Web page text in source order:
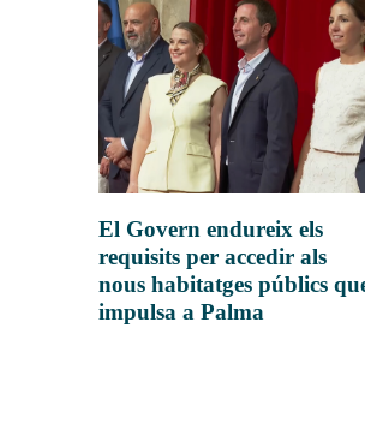
El Govern endureix els
requisits per accedir als
nous habitatges públics
impulsa a Palma